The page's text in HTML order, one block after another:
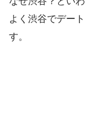
よく渋谷でデー
す。